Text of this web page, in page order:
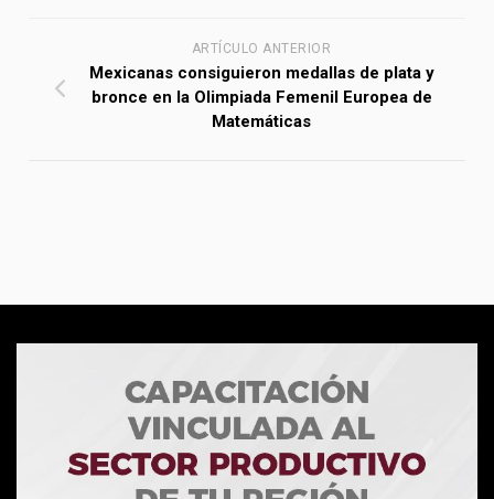
ARTÍCULO ANTERIOR
Mexicanas consiguieron medallas de plata y
bronce en la Olimpiada Femenil Europea de
Matemáticas